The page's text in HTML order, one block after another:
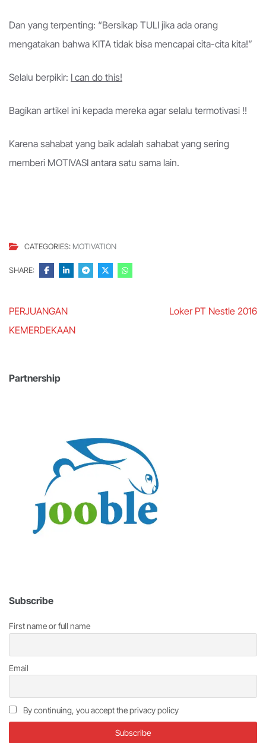
Dan yang terpenting: “Bersikap TULI jika ada orang
mengatakan bahwa KITA tidak bisa mencapai cita-cita kita!”
Selalu berpikir: I can do this!
Bagikan artikel ini kepada mereka agar selalu termotivasi !!
Karena sahabat yang baik adalah sahabat yang sering
memberi MOTIVASI antara satu sama lain.
CATEGORIES: MOTIVATION
SHARE:
Post
navigation
PERJUANGAN
KEMERDEKAAN
Loker PT Nestle 2016
Partnership
Subscribe
First name or full name
Email
By continuing, you accept the privacy policy